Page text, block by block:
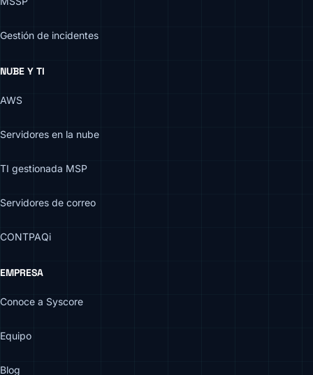
Gestión de incidentes
NUBE Y TI
AWS
Servidores en la nube
TI gestionada MSP
Servidores de correo
CONTPAQi
EMPRESA
Conoce a Syscore
Equipo
Blog